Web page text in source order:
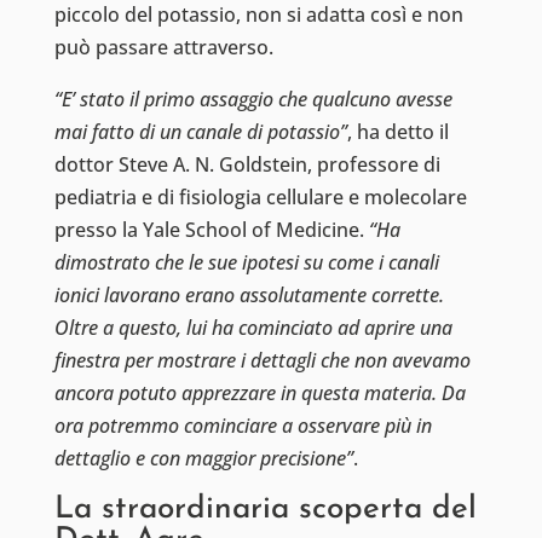
piccolo del potassio, non si adatta così e non
può passare attraverso.
“E’ stato il primo assaggio che qualcuno avesse
mai fatto di un canale di potassio”, ha detto il
dottor Steve A. N. Goldstein, professore di
pediatria e di fisiologia cellulare e molecolare
presso la Yale School of Medicine. “Ha
dimostrato che le sue ipotesi su come i canali
ionici lavorano erano assolutamente corrette.
Oltre a questo, lui ha cominciato ad aprire una
finestra per mostrare i dettagli che non avevamo
ancora potuto apprezzare in questa materia. Da
ora potremmo cominciare a osservare più in
dettaglio e con maggior precisione”.
La straordinaria scoperta del